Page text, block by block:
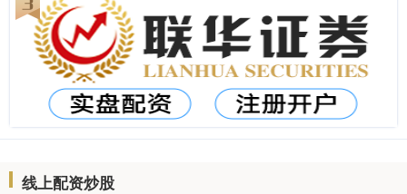
线上配资炒股